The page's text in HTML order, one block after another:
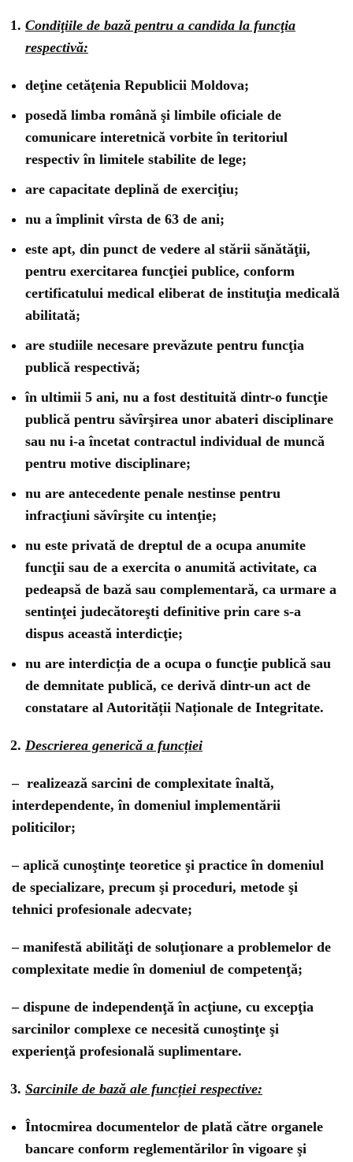
Condiţiile de bază pentru a candida la funcţia
respectivă:
deţine cetăţenia Republicii Moldova;
posedă limba română şi limbile oficiale de
comunicare interetnică vorbite în teritoriul
respectiv în limitele stabilite de lege;
are capacitate deplină de exerciţiu;
nu a împlinit vîrsta de 63 de ani;
este apt, din punct de vedere al stării sănătăţii,
pentru exercitarea funcţiei publice, conform
certificatului medical eliberat de instituţia medicală
abilitată;
are studiile necesare prevăzute pentru funcţia
publică respectivă;
în ultimii 5 ani, nu a fost destituită dintr-o funcţie
publică pentru săvîrşirea unor abateri disciplinare
sau nu i-a încetat contractul individual de muncă
pentru motive disciplinare;
nu are antecedente penale nestinse pentru
infracţiuni săvîrşite cu intenţie;
nu este privată de dreptul de a ocupa anumite
funcţii sau de a exercita o anumită activitate, ca
pedeapsă de bază sau complementară, ca urmare a
sentinţei judecătoreşti definitive prin care s-a
dispus această interdicţie;
nu are interdicția de a ocupa o funcţie publică sau
de demnitate publică, ce derivă dintr-un act de
constatare al Autorității Naționale de Integritate.
Descrierea generică a funcției
– realizează sarcini de complexitate înaltă,
interdependente, în domeniul implementării
politicilor;
– aplică cunoştinţe teoretice şi practice în domeniul
de specializare, precum şi proceduri, metode şi
tehnici profesionale adecvate;
– manifestă abilităţi de soluţionare a problemelor de
complexitate medie în domeniul de competenţă;
– dispune de independenţă în acţiune, cu excepţia
sarcinilor complexe ce necesită cunoştinţe şi
experienţă profesională suplimentare.
Sarcinile de bază ale funcției respective:
Întocmirea documentelor de plată către organele
bancare conform reglementărilor în vigoare şi